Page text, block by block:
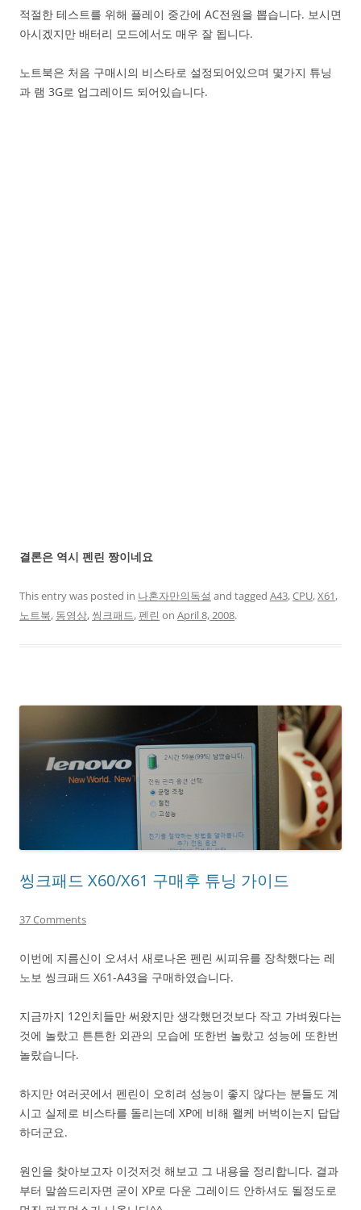
적절한 테스트를 위해 플레이 중간에 AC전원을 뽑습니다. 보시면
아시겠지만 배터리 모드에서도 매우 잘 됩니다.
노트북은 처음 구매시의 비스타로 설정되어있으며 몇가지 튜닝
과 램 3G로 업그레이드 되어있습니다.
결론은 역시 펜린 짱이네요
This entry was posted in 나혼자만의독설 and tagged A43,CPU,X61,
노트북, 동영상, 씽크패드, 펜린 on April 8, 2008.
씽크패드 X60/X61 구매후 튜닝 가이드
37 Comments
이번에 지름신이 오셔서 새로나온 펜린 씨피유를 장착했다는 레
노보 씽크패드 X61-A43을 구매하였습니다.
지금까지 12인치들만 써왔지만 생각했던것보다 작고 가벼웠다는
것에 놀랐고 튼튼한 외관의 모습에 또한번 놀랐고 성능에 또한번
놀랐습니다.
하지만 여러곳에서 펜린이 오히려 성능이 좋지 않다는 분들도 계
시고 실제로 비스타를 돌리는데 XP에 비해 왤케 버벅이는지 답답
하더군요.
원인을 찾아보고자 이것저것 해보고 그 내용을 정리합니다. 결과
부터 말씀드리자면 굳이 XP로 다운 그레이드 안하셔도 될정도로